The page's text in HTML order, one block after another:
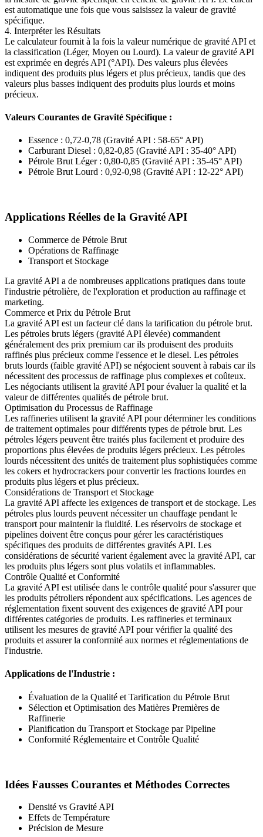
est automatique une fois que vous saisissez la valeur de gravité
spécifique.
4. Interpréter les Résultats
Le calculateur fournit à la fois la valeur numérique de gravité API et
la classification (Léger, Moyen ou Lourd). La valeur de gravité API
est exprimée en degrés API (°API). Des valeurs plus élevées
indiquent des produits plus légers et plus précieux, tandis que des
valeurs plus basses indiquent des produits plus lourds et moins
précieux.
Valeurs Courantes de Gravité Spécifique :
Essence : 0,72-0,78 (Gravité API : 58-65° API)
Carburant Diesel : 0,82-0,85 (Gravité API : 35-40° API)
Pétrole Brut Léger : 0,80-0,85 (Gravité API : 35-45° API)
Pétrole Brut Lourd : 0,92-0,98 (Gravité API : 12-22° API)
Applications Réelles de la Gravité API
Commerce de Pétrole Brut
Opérations de Raffinage
Transport et Stockage
La gravité API a de nombreuses applications pratiques dans toute
l'industrie pétrolière, de l'exploration et production au raffinage et
marketing.
Commerce et Prix du Pétrole Brut
La gravité API est un facteur clé dans la tarification du pétrole brut.
Les pétroles bruts légers (gravité API élevée) commandent
généralement des prix premium car ils produisent des produits
raffinés plus précieux comme l'essence et le diesel. Les pétroles
bruts lourds (faible gravité API) se négocient souvent à rabais car ils
nécessitent des processus de raffinage plus complexes et coûteux.
Les négociants utilisent la gravité API pour évaluer la qualité et la
valeur de différentes qualités de pétrole brut.
Optimisation du Processus de Raffinage
Les raffineries utilisent la gravité API pour déterminer les conditions
de traitement optimales pour différents types de pétrole brut. Les
pétroles légers peuvent être traités plus facilement et produire des
proportions plus élevées de produits légers précieux. Les pétroles
lourds nécessitent des unités de traitement plus sophistiquées comme
les cokers et hydrocrackers pour convertir les fractions lourdes en
produits plus légers et plus précieux.
Considérations de Transport et Stockage
La gravité API affecte les exigences de transport et de stockage. Les
pétroles plus lourds peuvent nécessiter un chauffage pendant le
transport pour maintenir la fluidité. Les réservoirs de stockage et
pipelines doivent être conçus pour gérer les caractéristiques
spécifiques des produits de différentes gravités API. Les
considérations de sécurité varient également avec la gravité API, car
les produits plus légers sont plus volatils et inflammables.
Contrôle Qualité et Conformité
La gravité API est utilisée dans le contrôle qualité pour s'assurer que
les produits pétroliers répondent aux spécifications. Les agences de
réglementation fixent souvent des exigences de gravité API pour
différentes catégories de produits. Les raffineries et terminaux
utilisent les mesures de gravité API pour vérifier la qualité des
produits et assurer la conformité aux normes et réglementations de
l'industrie.
Applications de l'Industrie :
Évaluation de la Qualité et Tarification du Pétrole Brut
Sélection et Optimisation des Matières Premières de
Raffinerie
Planification du Transport et Stockage par Pipeline
Conformité Réglementaire et Contrôle Qualité
Idées Fausses Courantes et Méthodes Correctes
Densité vs Gravité API
Effets de Température
Précision de Mesure